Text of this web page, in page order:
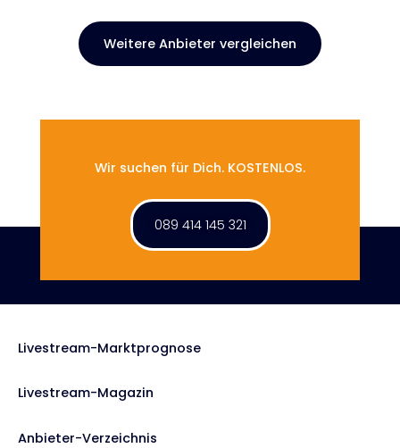
Weitere Anbieter vergleichen
Wir suchen für Dich. KOSTENLOS.
089 414 145 321
Livestream-Marktprognose
Livestream-Magazin
Anbieter-Verzeichnis